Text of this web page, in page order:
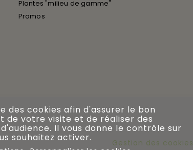
Plantes "milieu de gamme"
Promos
Gestion des cookies
des cookies afin d'assurer le bon
de votre visite et de réaliser des
Il vous donne le contrôle sur
souhaitez activer.